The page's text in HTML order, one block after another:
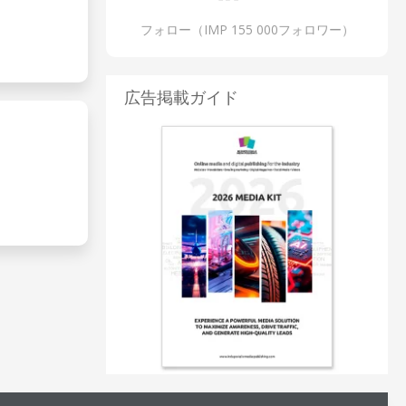
フォロー（IMP 155 000フォロワー）
広告掲載ガイド